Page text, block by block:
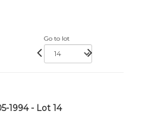
Go to lot
1994 - Lot 14